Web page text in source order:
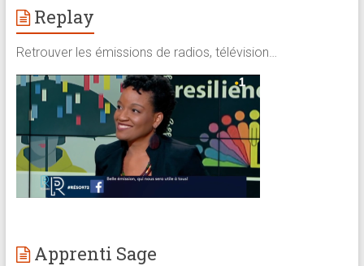
Replay
Retrouver les émissions de radios, télévision…
Apprenti Sage